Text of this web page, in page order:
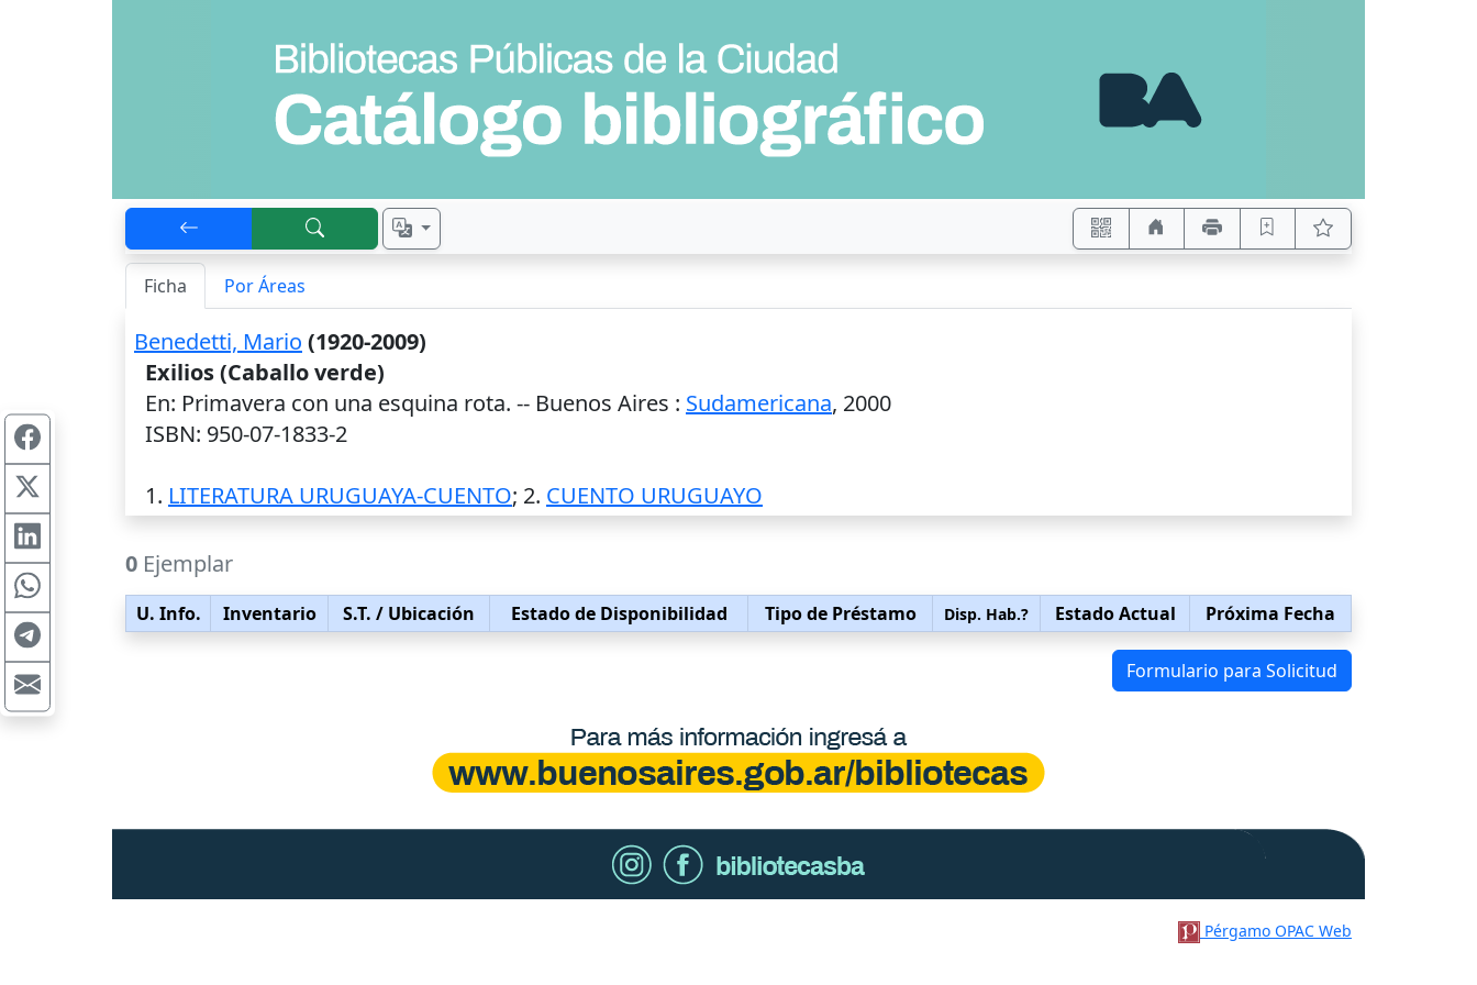
Ficha Por Áreas
Benedetti, Mario (1920-2009)
Exilios (Caballo verde)
En: Primavera con una esquina rota. -- Buenos Aires : Sudamericana, 2000
ISBN: 950-07-1833-2
1. LITERATURA URUGUAYA-CUENTO; 2. CUENTO URUGUAYO
0 Ejemplar
U. Info. Inventario S.T. / Ubicación Estado de Disponibilidad Tipo de Préstamo Disp. Hab.? Estado Actual Próxima Fecha
Formulario para Solicitud
Pérgamo OPAC Web